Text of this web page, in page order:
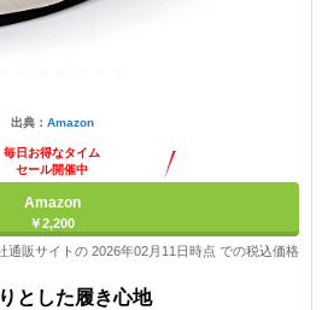
出典： Amazon
毎日お得なタイム
セール開催中
Amazon
￥2,200
通販サイトの 2026年02月11日時点 での税込価格
とした履き心地